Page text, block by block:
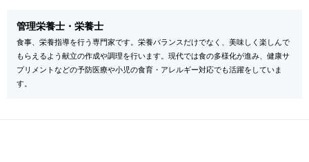
管理栄養士・栄養士
食事、栄養指導を行う専門家です。栄養バランスだけでなく、美味しく楽しんで
もらえるよう献立の作成や調理を行います。現代では食の多様化が進み、健康サ
プリメントなどの予防医療や小児の食育・アレルギー対応でも活躍をしていま
す。